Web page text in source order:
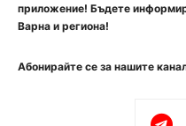
приложение! Бъдете
Варна и региона!
Абонирайте се за нашите